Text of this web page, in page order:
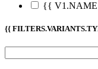
{{
{{